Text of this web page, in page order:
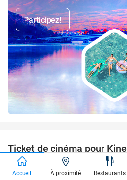
Participez!
SOLD
OUT
Ticket de cinéma pour
Kinepolis France
Lille (+17 positions)
Accueil À proximité Restaurants